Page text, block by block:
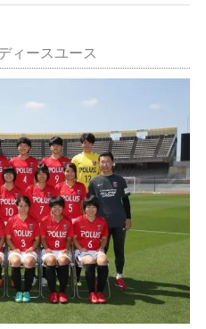
ィースユース